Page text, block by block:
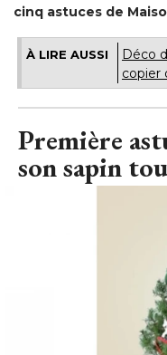
cinq astuces de
À LIRE AUSSI
Déco
copier
Première
son sapin